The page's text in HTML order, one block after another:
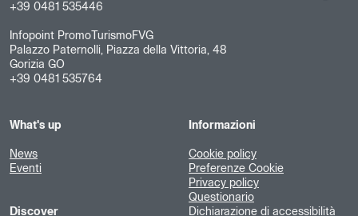
+39 0481 535446
Infopoint PromoTurismoFVG
Palazzo Paternolli, Piazza della Vittoria, 48
Gorizia GO
+39 0481 535764
What's up
News
Eventi
Discover
Informazioni
Cookie policy
Preferenze Cookie
Privacy policy
Questionario
Dichiarazione di accessibilità